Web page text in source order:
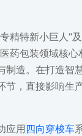
精特新小巨人”
医药包装领域核
制造。在打造智
节，直接影响生
应用四向穿梭车